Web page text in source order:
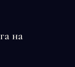
на